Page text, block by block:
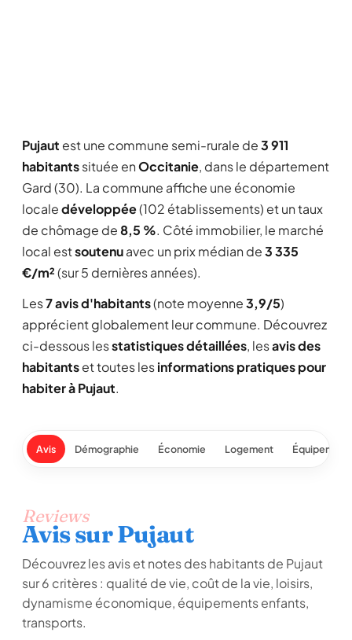
Pujaut est une commune semi-rurale de3 911
habitantssituée enOccitanie, dans le département
Gard (30). La commune affiche une économie
localedéveloppée(102 établissements) et un taux
de chômage de8,5 %. Côté immobilier, le marché
local estsoutenuavec un prix médian de3 335
€/m²(sur 5 dernières années).
Les7 avis d'habitants(note moyenne3,9/5)
apprécient globalement leur commune. Découvrez
ci-dessous lesstatistiques détaillées, lesavis des
habitantset toutes lesinformations pratiques pour
habiter à Pujaut.
Avis Démographie Économie Logement
Reviews
Avis sur Pujaut
Découvrez les avis et notes des habitants de Pujaut
sur 6 critères : qualité de vie, coût de la vie, loisirs,
dynamisme économique, équipements enfants,
transports.